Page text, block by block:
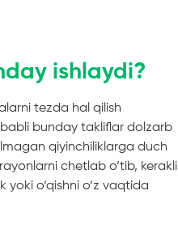
ishlaydi?
tezda hal qilish
bunday takliflar dolzarb
qiyinchiliklarga duch
chetlab o‘tib, kerakli
o‘qishni o‘z vaqtida